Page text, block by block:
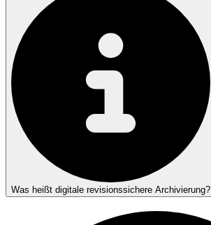
Was heißt digitale revisionssichere Archivierung?